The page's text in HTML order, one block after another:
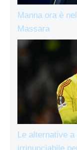
Manna ora è
Massara
Le alternative